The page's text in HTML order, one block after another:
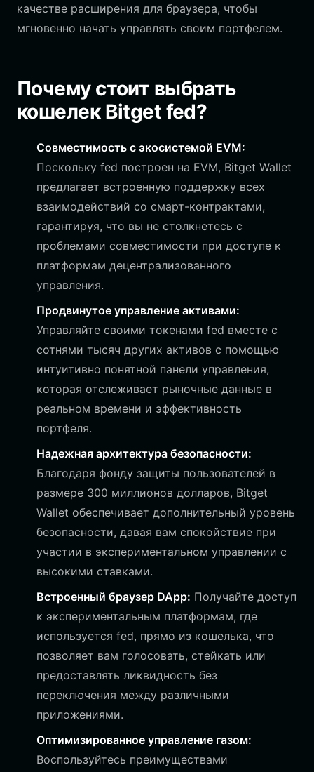
качестве расширения для браузера, чтобы
мгновенно начать управлять своим портфелем.
Почему стоит выбрать
кошелек Bitget fed?
Совместимость с экосистемой EVM:
Поскольку fed построен на EVM, Bitget Wallet
предлагает встроенную поддержку всех
взаимодействий со смарт-контрактами,
гарантируя, что вы не столкнетесь с
проблемами совместимости при доступе к
платформам децентрализованного
управления.
Продвинутое управление активами:
Управляйте своими токенами fed вместе с
сотнями тысяч других активов с помощью
интуитивно понятной панели управления,
которая отслеживает рыночные данные в
реальном времени и эффективность
портфеля.
Надежная архитектура безопасности:
Благодаря фонду защиты пользователей в
размере 300 миллионов долларов, Bitget
Wallet обеспечивает дополнительный уровень
безопасности, давая вам спокойствие при
участии в экспериментальном управлении с
высокими ставками.
Встроенный браузер DApp: Получайте доступ
к экспериментальным платформам, где
используется fed, прямо из кошелька, что
позволяет вам голосовать, стейкать или
предоставлять ликвидность без
переключения между различными
приложениями.
Оптимизированное управление газом:
Воспользуйтесь преимуществами